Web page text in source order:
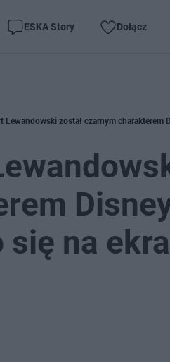
ESKA Story Dołącz
Lewandowski został czarnym charakterem
się na